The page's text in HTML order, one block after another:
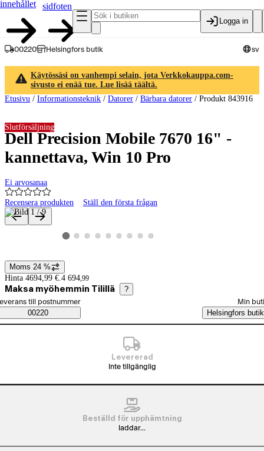
innehållet
sidfoten
Logga in
00220 Helsingfors butik sv
Käytössäsi on vanhempi selain, jota Verkkokauppa.com-
sivusto ei enää tue. Lue lisää täältä.
Etusivu / Informationsteknik / Datorer / Bärbara datorer / Produkt 843916
Dell Precision Mobile 7670 16" -
kannettava, Win 10 Pro
Ei arvosanaa
Recensera produkten Ställ den första frågan
Slutförsäljning
Produktbilder och videor
Visa produktbild 1
Visa produktbild 2
Visa produktbild 3
Visa produktbild 4
Visa produktbild 5
Visa produktbild 6
Visa produktbild 7
Visa produktbild 8
Visa produktbild 9
Prisinformation
Moms 24 %
Hinta 4694,99 €. 4 694,99
Maksa myöhemmin Tilillä ?
Saatavuustiedot
beställningssätt
till postnummer
00220
Min
Helsingfors butik
Levererad
Inte tillgänglig
Beställd för upphämtning
laddar...